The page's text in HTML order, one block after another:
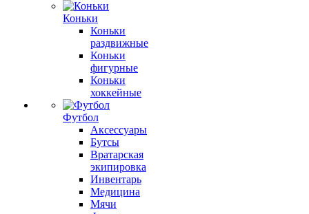
Коньки
Коньки
раздвижные
Коньки
фигурные
Коньки
хоккейные
Футбол
Аксессуары
Бутсы
Вратарская
экипировка
Инвентарь
Медицина
Мячи